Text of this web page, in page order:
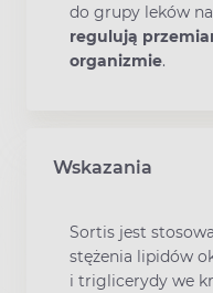
do grupy leków
regulują
organizmie.
Wskazania
Sortis jest
stężenia lipidów
i triglicerydy we